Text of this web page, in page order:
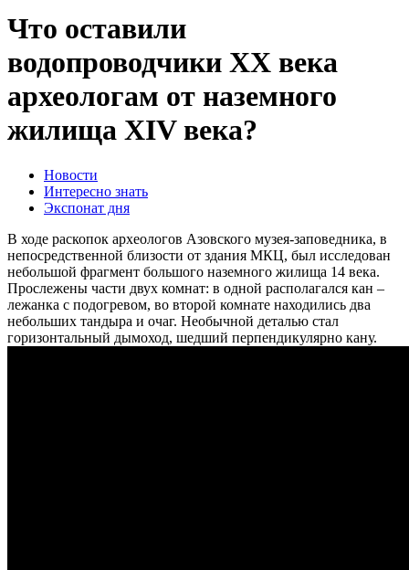
Что оставили
водопроводчики ХХ века
археологам от наземного
жилища XIV века?
Новости
Интересно знать
Экспонат дня
В ходе раскопок археологов Азовского музея-заповедника, в
непосредственной близости от здания МКЦ, был исследован
небольшой фрагмент большого наземного жилища 14 века.
Прослежены части двух комнат: в одной располагался кан –
лежанка с подогревом, во второй комнате находились два
небольших тандыра и очаг. Необычной деталью стал
горизонтальный дымоход, шедший перпендикулярно кану.